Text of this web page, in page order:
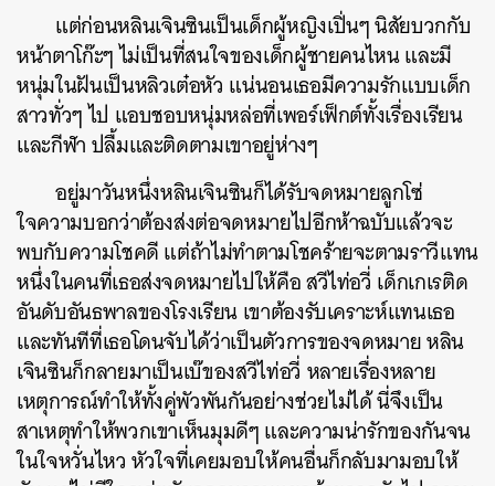
แต่ก่อนหลินเจินซินเป็นเด็กผู้หญิงเปิ่นๆ นิสัยบวกกับ
หน้าตาโก๊ะๆ ไม่เป็นที่สนใจของเด็กผู้ชายคนไหน และมี
หนุ่มในฝันเป็นหลิวเต๋อหัว แน่นอนเธอมีความรักแบบเด็ก
สาวทั่วๆ ไป แอบชอบหนุ่มหล่อที่เพอร์เฟ็กต์ทั้งเรื่องเรียน
และกีฬา ปลื้มและติดตามเขาอยู่ห่างๆ
อยู่มาวันหนึ่งหลินเจินซินก็ได้รับจดหมายลูกโซ่
ใจความบอกว่าต้องส่งต่อจดหมายไปอีกห้าฉบับแล้วจะ
พบกับความโชคดี แต่ถ้าไม่ทำตามโชคร้ายจะตามราวีแทน
หนึ่งในคนที่เธอส่งจดหมายไปให้คือ สวีไท่อวี่ เด็กเกเรติด
อันดับอันธพาลของโรงเรียน เขาต้องรับเคราะห์แทนเธอ
และทันทีที่เธอโดนจับได้ว่าเป็นตัวการของจดหมาย หลิน
เจินซินก็กลายมาเป็นเบ๊ของสวีไท่อวี่ หลายเรื่องหลาย
เหตุการณ์ทำให้ทั้งคู่พัวพันกันอย่างช่วยไม่ได้ นี่จึงเป็น
สาเหตุทำให้พวกเขาเห็นมุมดีๆ และความน่ารักของกันจน
ในใจหวั่นไหว หัวใจที่เคยมอบให้คนอื่นก็กลับมามอบให้